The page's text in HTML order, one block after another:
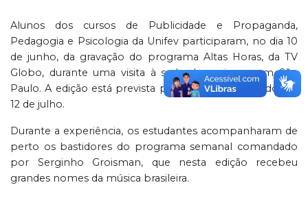
Alunos dos cursos de Publicidade e Propaganda,
Pedagogia e Psicologia da Unifev participaram, no dia 10
de junho, da gravação do programa Altas Horas, da TV
Globo, durante uma visita à sede da emissora em São
Paulo. A edição está prevista para ir ao ar no sábado, dia
12 de julho.
Durante a experiência, os estudantes acompanharam de
perto os bastidores do programa semanal comandado
por Serginho Groisman, que nesta edição recebeu
grandes nomes da música brasileira.